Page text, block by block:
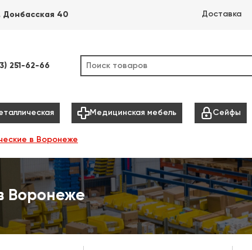
Донбасская 40 Доставка
251-62-66
Медицинская мебель Сейфы
в Воронеже
Воронеже